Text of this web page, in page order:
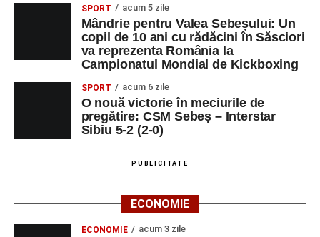
SPORT acum 5 zile
Mândrie pentru Valea Sebeșului: Un
copil de 10 ani cu rădăcini în Săsciori
va reprezenta România la
Campionatul Mondial de Kickboxing
SPORT acum 6 zile
O nouă victorie în meciurile de
pregătire: CSM Sebeș – Interstar
Sibiu 5-2 (2-0)
PUBLICITATE
ECONOMIE
ECONOMIE acum 3 zile